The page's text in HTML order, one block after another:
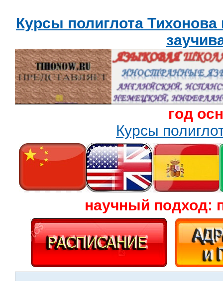
Курсы полиглота
год
Курсы
научный подход: